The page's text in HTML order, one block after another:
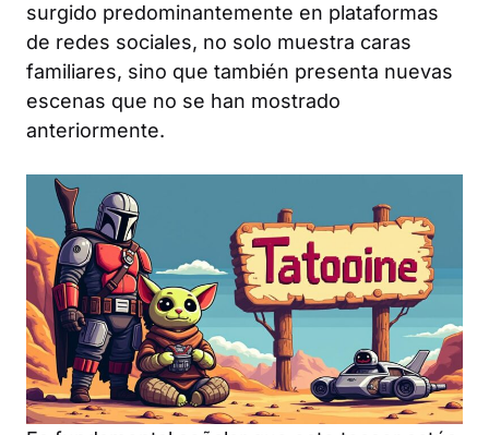
surgido predominantemente en plataformas
de redes sociales, no solo muestra caras
familiares, sino que también presenta nuevas
escenas que no se han mostrado
anteriormente.